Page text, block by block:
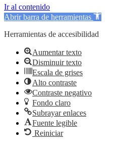
Ir al contenido
Abrir barra de herramientas
Herramientas de accesibilidad
Aumentar texto
Disminuir texto
Escala de grises
Alto contraste
Contraste negativo
Fondo claro
Subrayar enlaces
Fuente legible
Reiniciar